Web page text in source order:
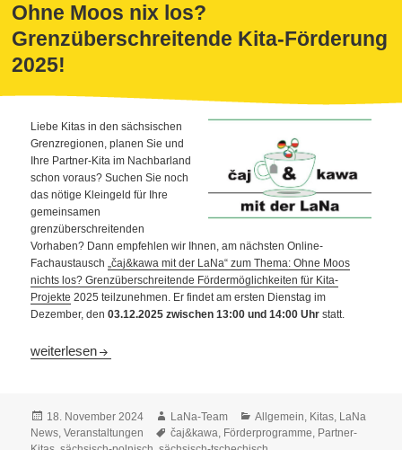
Ohne Moos nix los?
Grenzüberschreitende Kita-Förderung
2025!
Liebe Kitas in den sächsischen
Grenzregionen, planen Sie und
Ihre Partner-Kita im Nachbarland
schon voraus? Suchen Sie noch
das nötige Kleingeld für Ihre
gemeinsamen
grenzüberschreitenden
Vorhaben? Dann empfehlen wir Ihnen, am nächsten Online-
Fachaustausch„čaj&kawa mit der LaNa“ zum Thema: Ohne Moos
nichts los? Grenzüberschreitende Fördermöglichkeiten für Kita-
Projekte 2025 teilzunehmen. Er findet am ersten Dienstag im
Dezember, den03.12.2025 zwischen 13:00 und 14:00 Uhrstatt.
Ohne Moos nix los? Grenzüberschreitende Kita-Förderung
weiterlesen
Veröffentlicht
am
18. November 2024 Autor
LaNa-Team Kategorien
Allgemein Kitas LaNa
News ,Veranstaltungen Schlagwörter
čaj&kawa Förderprogramme Partner-